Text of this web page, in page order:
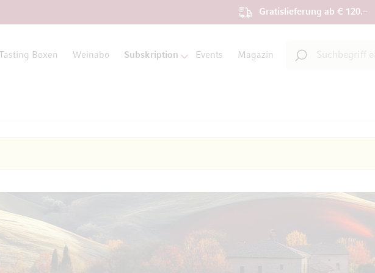
Gratislieferung ab € 120.–
Tasting Boxen Weinabo Subskription Events Magazin
Suche